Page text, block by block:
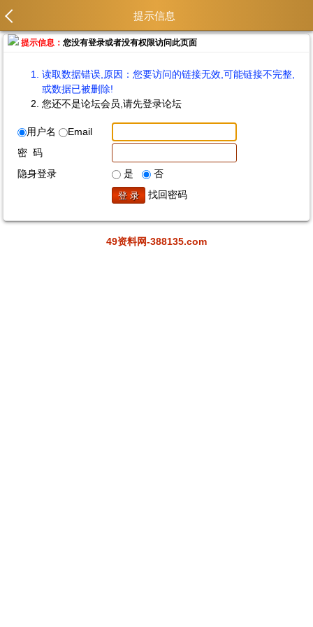
提示信息
提示信息：您没有登录或者没有权限访问此页面
读取数据错误,原因：您要访问的链接无效,可能链接不完整,
或数据已被删除!
您还不是论坛会员,请先登录论坛
用户名
Email
密 码
隐身登录
是
否
找回密码
49资料网-388135.com